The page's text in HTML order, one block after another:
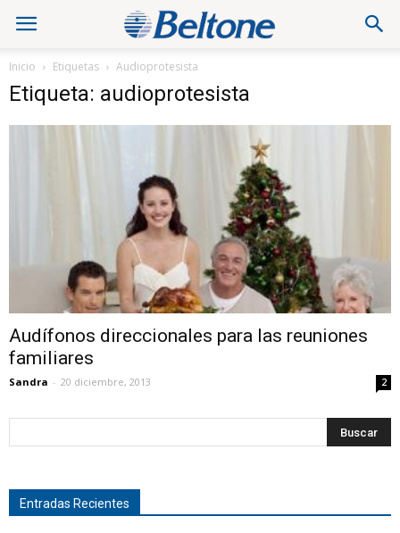
Inicio Etiquetas Audioprotesista
Etiqueta: audioprotesista
Audífonos direccionales para las reuniones
familiares
Sandra - 20 diciembre, 2013 2
Entradas Recientes